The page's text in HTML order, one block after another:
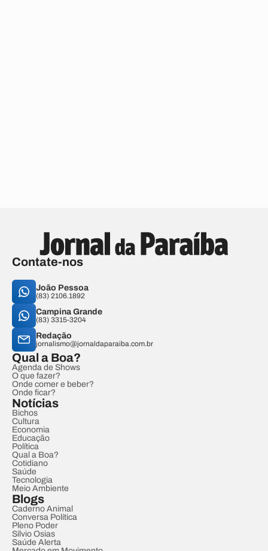
Contate-nos
João Pessoa
(83) 2106.1892
Campina Grande
(83) 3315-3204
Redação
jornalismo@jornaldaparaiba.com.br
Qual a Boa?
Agenda de Shows
O que fazer?
Onde comer e beber?
Onde ficar?
Notícias
Bichos
Cultura
Economia
Educação
Política
Qual a Boa?
Cotidiano
Saúde
Tecnologia
Meio Ambiente
Blogs
Caderno Animal
Conversa Política
Pleno Poder
Sílvio Osias
Saúde Alerta